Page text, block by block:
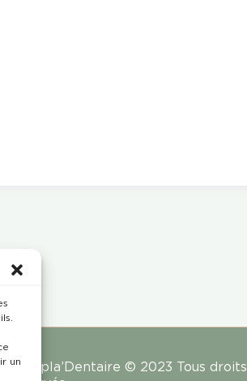
un
Rempla’Dentaire © 2023 Tous droits